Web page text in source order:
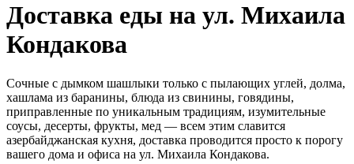
Доставка еды на ул. Михаила
Кондакова
Сочные с дымком шашлыки только с пылающих углей, долма,
хашлама из баранины, блюда из свинины, говядины,
приправленные по уникальным традициям, изумительные
соусы, десерты, фрукты, мед — всем этим славится
азербайджанская кухня, доставка проводится просто к порогу
вашего дома и офиса на ул. Михаила Кондакова.